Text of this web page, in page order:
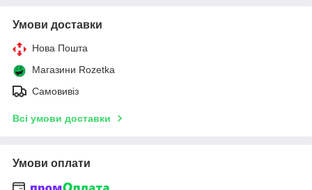
Умови доставки
Нова Пошта
Магазини Rozetka
Самовивіз
Всі умови доставки
Умови оплати